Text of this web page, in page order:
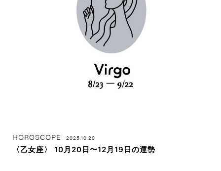
HOROSCOPE 2025.10.20
〈乙女座〉 10月20日〜12月19日の運勢